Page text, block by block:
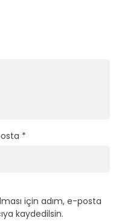
*
için adım, e-posta
kaydedilsin.